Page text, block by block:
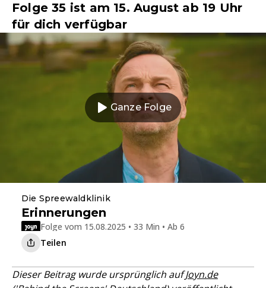
Folge 35 ist am 15. August ab 19 Uhr
für dich verfügbar
Ganze Folge
Die Spreewaldklinik
Erinnerungen
Folge vom 15.08.2025 • 33 Min • Ab 6
Teilen
Dieser Beitrag wurde ursprünglich aufJoyn.de